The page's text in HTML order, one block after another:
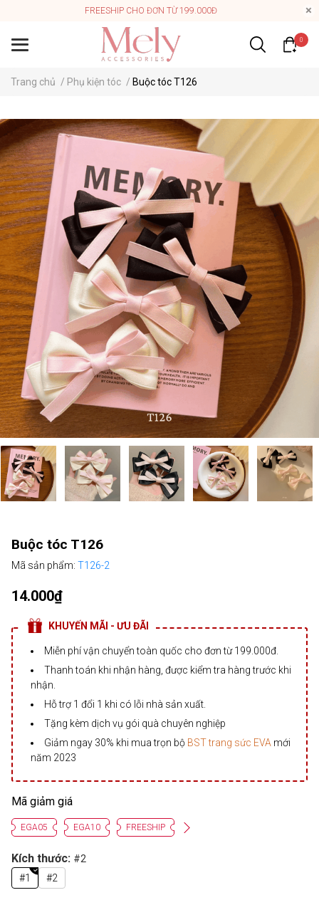
FREESHIP CHO ĐƠN TỪ 199.000Đ
0
Trang chủ / Phụ kiện tóc / Buộc tóc T126
Buộc tóc T126
Mã sản phẩm: T126-2
14.000₫
KHUYẾN MÃI - ƯU ĐÃI
Miễn phí vận chuyển toàn quốc cho đơn từ 199.000đ.
Thanh toán khi nhận hàng, được kiểm tra hàng trước khi
nhận.
Hỗ trợ 1 đổi 1 khi có lỗi nhà sản xuất.
Tặng kèm dịch vụ gói quà chuyên nghiệp
Giảm ngay 30% khi mua trọn bộ BST trang sức EVA mới
năm 2023
Mã giảm giá
EGA05 EGA10 FREESHIP
Kích thước: #2
#1
#2